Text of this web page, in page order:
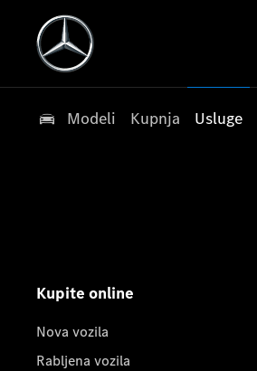
Modeli Kupnja Usluge
Kupite online
Nova vozila
Rabljena vozila